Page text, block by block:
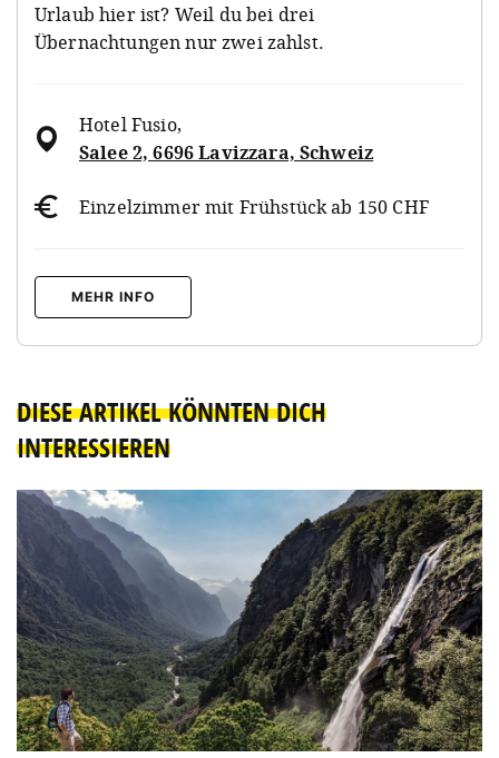
Urlaub hier ist? Weil du bei drei
Übernachtungen nur zwei zahlst.
Hotel Fusio,
Salee 2, 6696 Lavizzara, Schweiz
Einzelzimmer mit Frühstück ab 150 CHF
MEHR INFO
DIESE ARTIKEL KÖNNTEN DICH
INTERESSIEREN